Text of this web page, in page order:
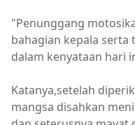
"Penunggang
bahagian kepala
dalam kenyataan hari
Katanya,setelah
mangsa disahkan